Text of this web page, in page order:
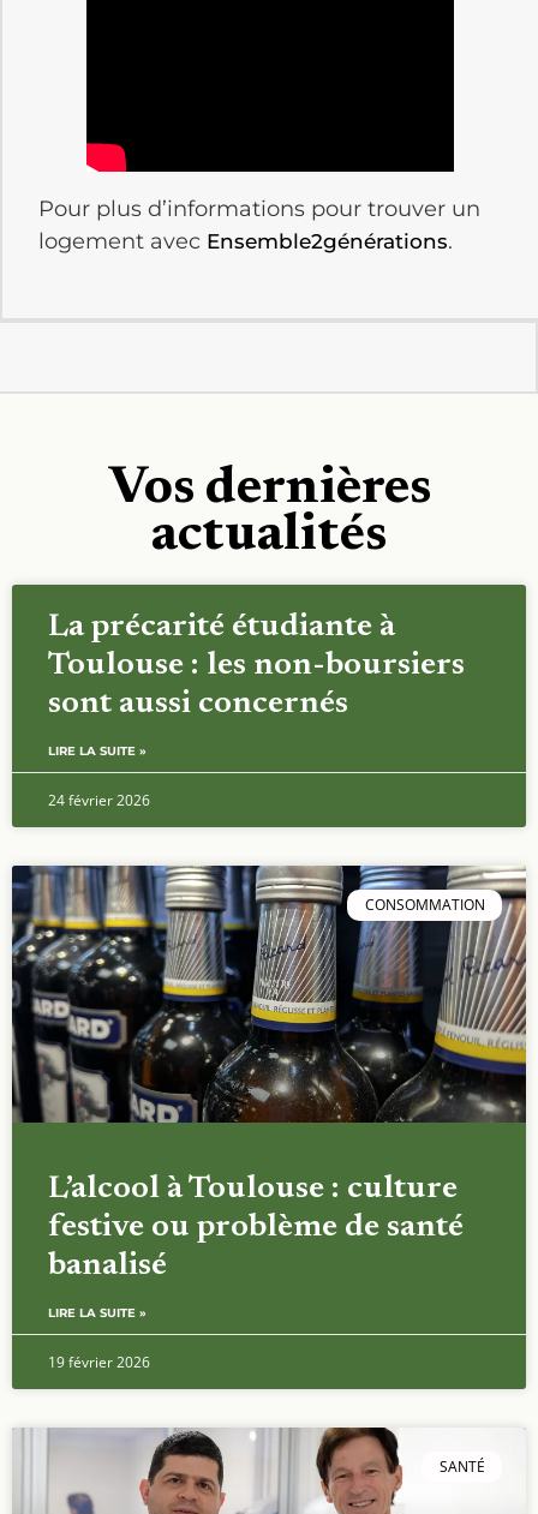
Pour plus d’informations pour trouver un
logement avec Ensemble2générations.
Vos dernières
actualités
La précarité étudiante à
Toulouse : les non-boursiers
sont aussi concernés
LIRE LA SUITE »
24 février 2026
CONSOMMATION
L’alcool à Toulouse : culture
festive ou problème de santé
banalisé
LIRE LA SUITE »
19 février 2026
SANTÉ